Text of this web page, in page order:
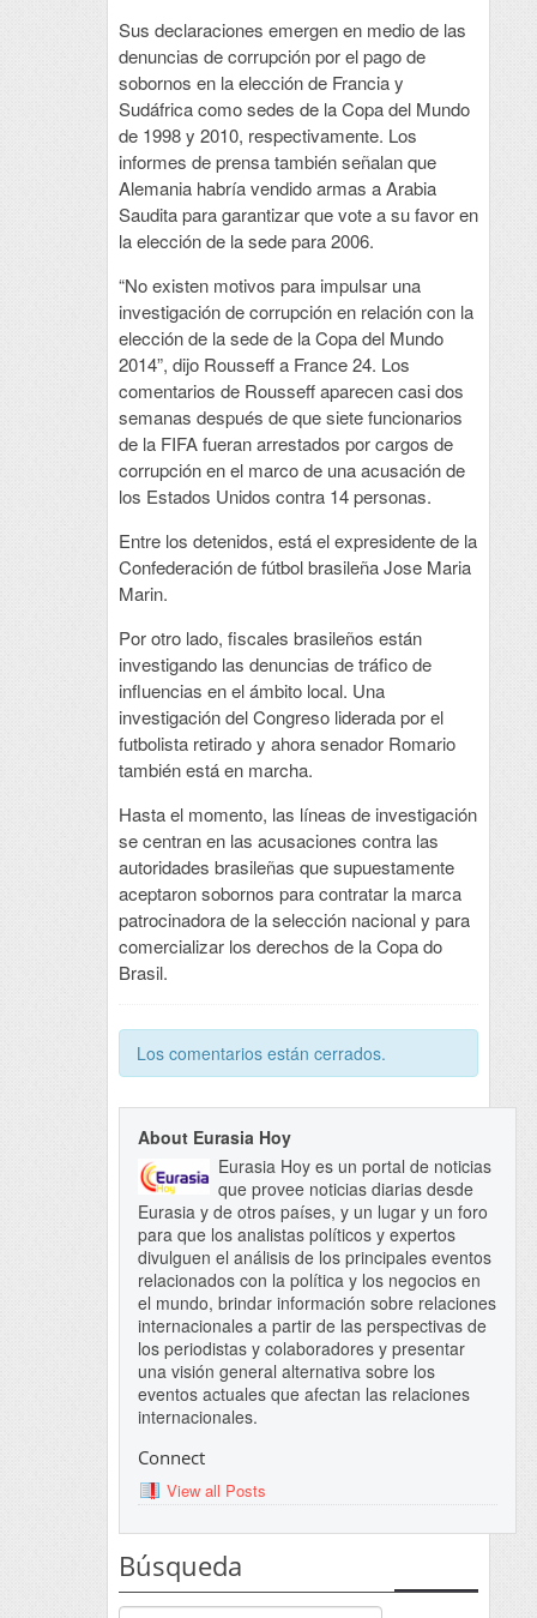
Sus declaraciones emergen en medio de las
denuncias de corrupción por el pago de
sobornos en la elección de Francia y
Sudáfrica como sedes de la Copa del Mundo
de 1998 y 2010, respectivamente. Los
informes de prensa también señalan que
Alemania habría vendido armas a Arabia
Saudita para garantizar que vote a su favor en
la elección de la sede para 2006.
“No existen motivos para impulsar una
investigación de corrupción en relación con la
elección de la sede de la Copa del Mundo
2014”, dijo Rousseff a France 24. Los
comentarios de Rousseff aparecen casi dos
semanas después de que siete funcionarios
de la FIFA fueran arrestados por cargos de
corrupción en el marco de una acusación de
los Estados Unidos contra 14 personas.
Entre los detenidos, está el expresidente de la
Confederación de fútbol brasileña Jose Maria
Marin.
Por otro lado, fiscales brasileños están
investigando las denuncias de tráfico de
influencias en el ámbito local. Una
investigación del Congreso liderada por el
futbolista retirado y ahora senador Romario
también está en marcha.
Hasta el momento, las líneas de investigación
se centran en las acusaciones contra las
autoridades brasileñas que supuestamente
aceptaron sobornos para contratar la marca
patrocinadora de la selección nacional y para
comercializar los derechos de la Copa do
Brasil.
Los comentarios están cerrados.
About Eurasia Hoy
Eurasia Hoy es un portal de noticias
que provee noticias diarias desde
Eurasia y de otros países, y un lugar y un foro
para que los analistas políticos y expertos
divulguen el análisis de los principales eventos
relacionados con la política y los negocios en
el mundo, brindar información sobre relaciones
internacionales a partir de las perspectivas de
los periodistas y colaboradores y presentar
una visión general alternativa sobre los
eventos actuales que afectan las relaciones
internacionales.
Connect
View all Posts
Búsqueda